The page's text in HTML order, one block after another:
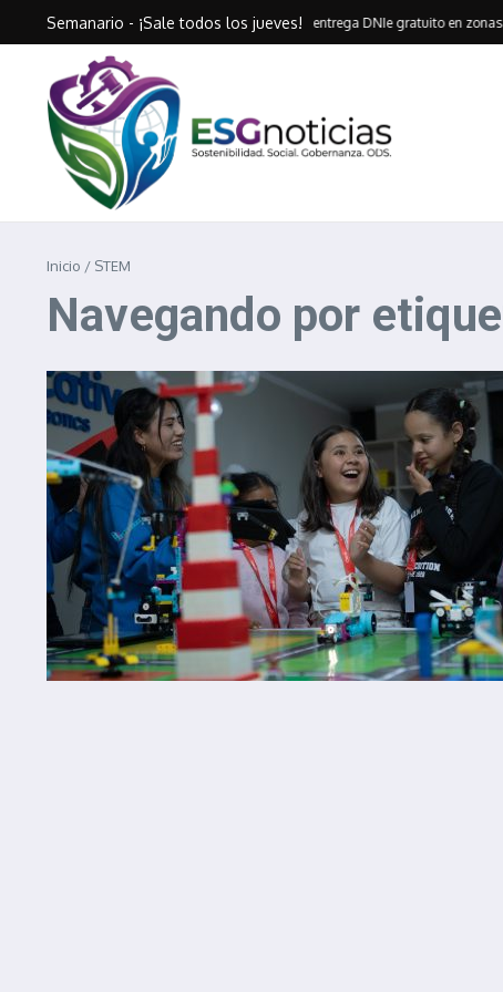
Semanario - ¡Sale todos los jueves!Huancavelica entrega DNIe gratuito en zonas
Inicio / STEM
Navegando por